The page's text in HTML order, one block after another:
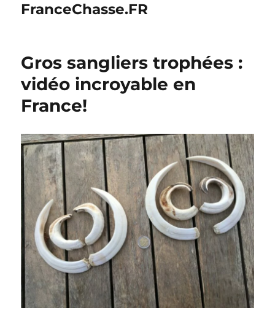
FranceChasse.FR
Gros sangliers trophées :
vidéo incroyable en
France!